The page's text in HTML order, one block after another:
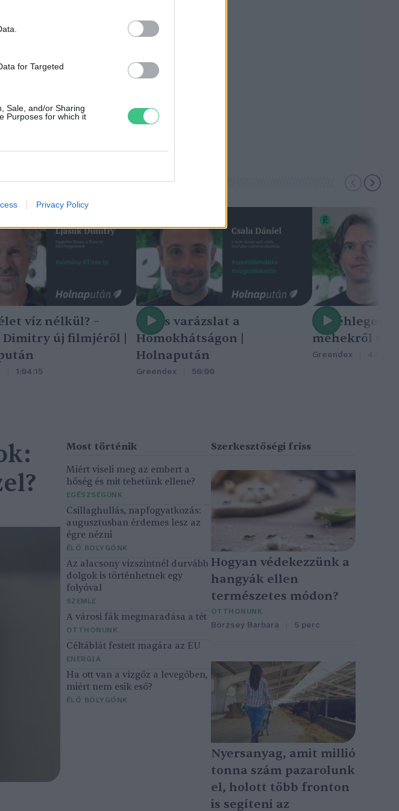
for Targeted
Sale, and/or Sharing
Purposes for which it
Privacy Policy
víz nélkül? –
Dimitry új filmjéről |
1:04:15
Nincs varázslat a
Homokhátságon |
Holnapután
Greendex 50:00
A méhlegelő
méhekről
Greendex
Miért viseli meg az embert a
hőség és mit tehetünk ellene?
EGÉSZSÉGÜNK
Csillaghullás, napfogyatkozás:
augusztusban érdemes lesz az
égre nézni
ÉLŐ BOLYGÓNK
Az alacsony vízszintnél durvább
dolgok is történhetnek egy
folyóval
SZEMLE
A városi fák megmaradása a tét
OTTHONUNK
Céltáblát festett magára az EU
ENERGIA
Ha ott van a vízgőz a levegőben,
miért nem esik eső?
ÉLŐ BOLYGÓNK
Hogyan védekezzünk a
hangyák ellen
természetes módon?
OTTHONUNK
Börzsey Barbara 5 perc
Nyersanyag, amit millió
tonna szám pazarolunk
el, holott több fronton
is segíteni az